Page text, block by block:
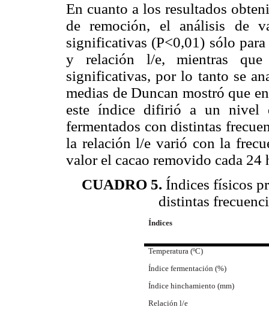
En cuanto a los resultados
de remoción, el análisis de
significativas (P<0,01) sólo
y relación l/e, mientras que
significativas, por lo tanto se
medias de Duncan mostró que
este índice difirió a un nivel
fermentados con distintas
la relación l/e varió con la
valor el cacao removido cada 24
CUADRO 5. Índices físicos
distintas
Índices
Temperatura (ºC)
Índice fermentación (%)
Índice hinchamiento (mm)
Relación l/e